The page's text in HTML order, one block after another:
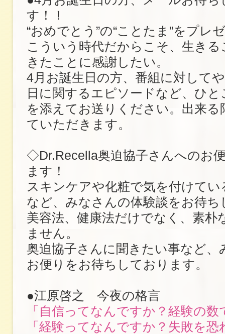
す！！
“おめでとう”の“ことたま”をプレ
こういう時代だからこそ、生き
きたことに感謝したい。
4月お誕生日の方、番組に対して
日に関するエピソードなど、ひ
を添えてお送りください。出来る
ていただきます。
◇Dr.Recella奥迫協子さんへのお
ます！
スキンケアや化粧で気を付けてい
など、みなさんの体験談をお待ち
美容法、健康法だけでなく、素朴
ません。
奥迫協子さんに聞きたい事など、
お便りをお待ちしております。
●江原啓之 今夜の格言
「自信ってなんですか？経験の数
「経験ってなんですか？失敗を